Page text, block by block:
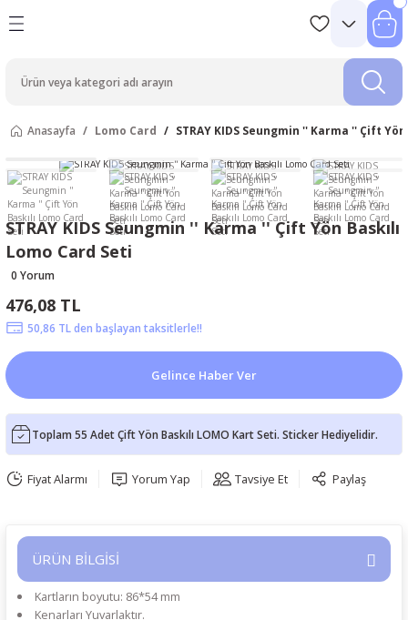
Anasayfa Lomo Card STRAY KIDS Seungmin '' Karma '' Çift
STRAY KIDS Seungmin '' Karma '' Çift Yön Baskılı
Lomo Card Seti
0 Yorum
476,08 TL
50,86 TL den başlayan taksitlerle!!
Gelince Haber Ver
Toplam 55 Adet Çift Yön Baskılı LOMO Kart Seti. Sticker Hediyelidir.
Fiyat Alarmı Yorum Yap Tavsiye Et Paylaş
ÜRÜN BİLGİSİ
Kartların boyutu: 86*54 mm
Kenarları Yuvarlaktır.